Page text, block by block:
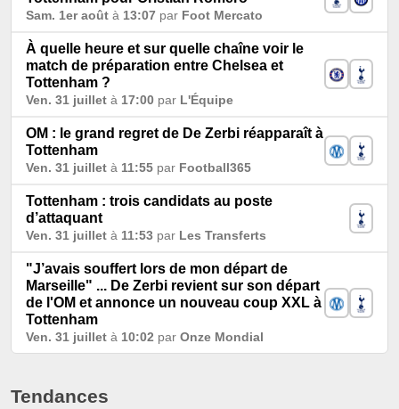
Sam. 1er août à 13:07 par Foot Mercato
À quelle heure et sur quelle chaîne voir le
match de préparation entre Chelsea et
Tottenham ?
Ven. 31 juillet à 17:00 par L'Équipe
OM : le grand regret de De Zerbi réapparaît à
Tottenham
Ven. 31 juillet à 11:55 par Football365
Tottenham : trois candidats au poste
d’attaquant
Ven. 31 juillet à 11:53 par Les Transferts
"J’avais souffert lors de mon départ de
Marseille" ... De Zerbi revient sur son départ
de l'OM et annonce un nouveau coup XXL à
Tottenham
Ven. 31 juillet à 10:02 par Onze Mondial
Tendances